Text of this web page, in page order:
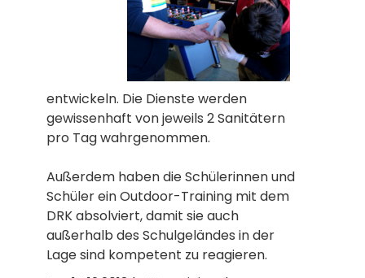
entwickeln. Die Dienste werden
gewissenhaft von jeweils 2 Sanitätern
pro Tag wahrgenommen.
Außerdem haben die Schülerinnen und
Schüler ein Outdoor-Training mit dem
DRK absolviert, damit sie auch
außerhalb des Schulgeländes in der
Lage sind kompetent zu reagieren.